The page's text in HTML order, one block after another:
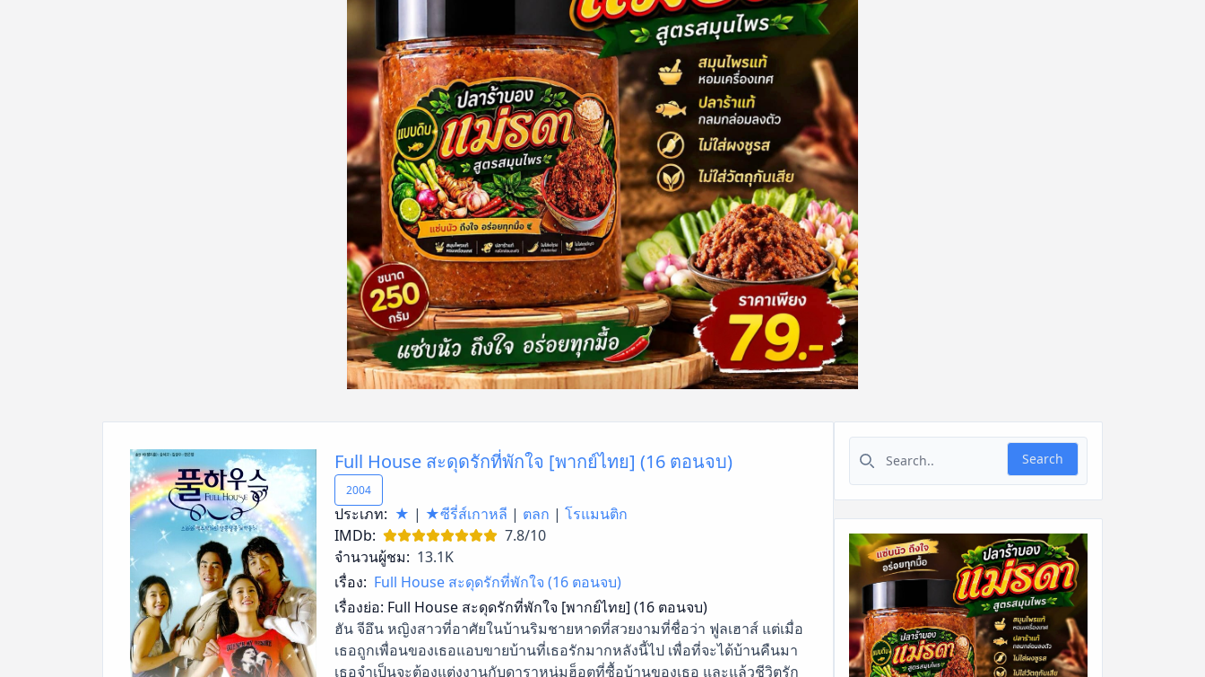
Full House สะดุดรักที่พักใจ [พากย์ไทย] (16 ตอนจบ)
2004
ประเภท: ★ | ★ซีรี่ส์เกาหลี | ตลก | โรแมนติก
IMDb:
7.8/10
จำนวนผู้ชม: 13.1K
เรื่อง: Full House สะดุดรักที่พักใจ (16 ตอนจบ)
เรื่องย่อ: Full House สะดุดรักที่พักใจ [พากย์ไทย] (16 ตอนจบ)
ฮัน จีอึน หญิงสาวที่อาศัยในบ้านริมชายหาดที่สวยงามที่ชื่อว่า ฟูลเฮาส์ แต่เมื่อ
เธอถูกเพื่อนของเธอแอบขายบ้านที่เธอรักมากหลังนี้ไป เพื่อที่จะได้บ้านคืนมา
เธอจำเป็นจะต้องแต่งงานกับดาราหนุ่มฮ็อตที่ซื้อบ้านของเธอ และแล้วชีวิตรัก
Search for:
Search